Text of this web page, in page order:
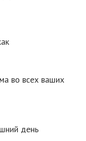
во всех ваших
день